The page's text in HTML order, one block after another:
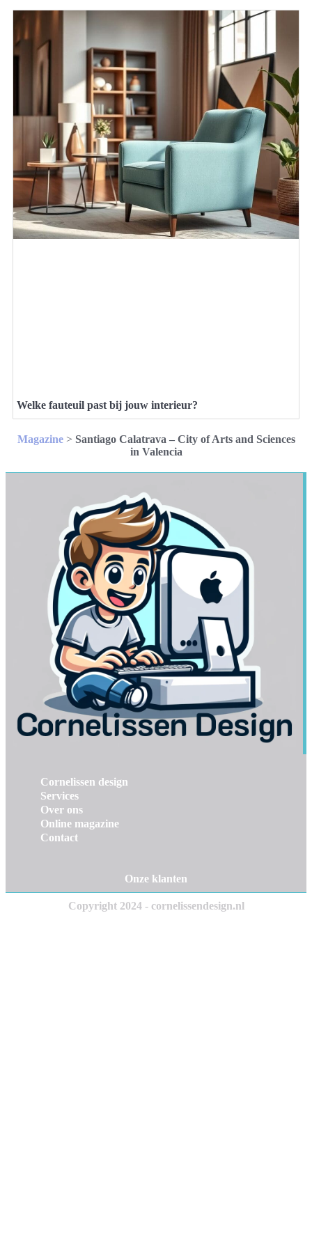
Welke fauteuil past bij jouw interieur?
Magazine> Santiago Calatrava – City of Arts and Sciences
in Valencia
Cornelissen design
Services
Over ons
Online magazine
Contact
Onze klanten
Copyright 2024 - cornelissendesign.nl